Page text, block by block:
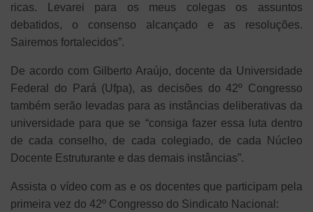
ricas. Levarei para os meus colegas os assuntos
debatidos, o consenso alcançado e as resoluções.
Sairemos fortalecidos”.
De acordo com Gilberto Araújo, docente da Universidade
Federal do Pará (Ufpa), as decisões do 42º Congresso
também serão levadas para as instâncias deliberativas da
universidade para que se “consiga fazer essa luta dentro
de cada conselho, de cada colegiado, de cada Núcleo
Docente Estruturante e das demais instâncias”.
Assista o vídeo com as e os docentes que participam pela
primeira vez do 42º Congresso do Sindicato Nacional: